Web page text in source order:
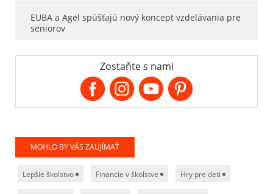
EUBA a Agel spúšťajú nový koncept vzdelávania pre
seniorov
Zostaňte s nami
MOHLO BY VÁS ZAUJÍMAŤ
Lepšie školstvo Financie v školstve Hry pre deti